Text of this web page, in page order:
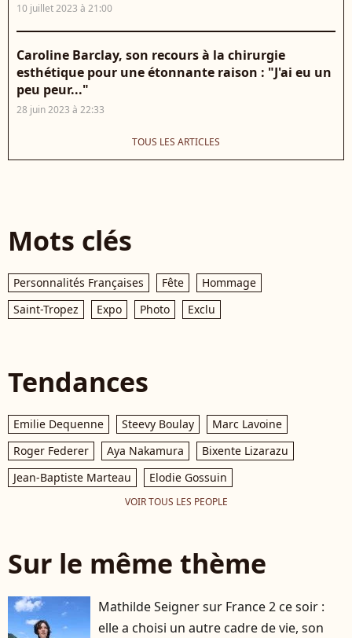
10 juillet 2023 à 21:00
Caroline Barclay, son recours à la chirurgie
esthétique pour une étonnante raison : "J'ai eu un
peu peur..."
28 juin 2023 à 22:33
TOUS LES ARTICLES
Mots clés
Personnalités Françaises Fête
Hommage
Saint-Tropez
Expo Photo Exclu
Tendances
Emilie Dequenne Steevy Boulay
Marc Lavoine
Roger Federer
Aya Nakamura
Bixente Lizarazu
Jean-Baptiste Marteau
Elodie Gossuin
VOIR TOUS LES PEOPLE
Sur le même thème
Mathilde Seigner sur France 2 ce soir :
elle a choisi un autre cadre de vie, son